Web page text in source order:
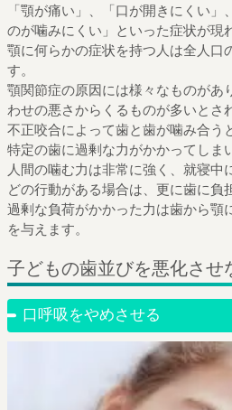
「顎が痛い」、「口が開きにくい
のが噛みにくい」といった症状が現
顎に何らかの症状を持つ人は全人口
す。
顎関節症の原因には様々なものがあ
わせの悪さからくるものが多いとさ
不正咬合によって歯と歯が噛み合う
特定の歯に過剰な力がかかってしま
人間の噛む力は非常に強く、就寝中
どの行動がある場合は、更に歯に負
過剰な負荷がかかった力は歯から顎
を与えます。
子どもの歯並びを悪化させ
口呼吸をやめさせる